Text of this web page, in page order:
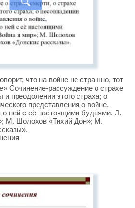
что на войне не страшно, тот
Сочинение-рассуждение о страхе
и преодолении этого страха; о
представления о войне,
о ней с её настоящими буднями. Л.
М. Шолохов «Тихий Дон»; М.